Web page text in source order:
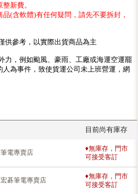
新費。
(含軟體)有任何疑問，請先不要拆封，
供參考，以實際出貨商品為主
力，例如颱風、豪雨、工廠或海運空運罷
人為事件，致使貨運公司未上班營運，網
目前尚有庫存
電專賣店
♦無庫存，門市
可接受客訂
碁筆電專賣店
♦無庫存，門市
可接受客訂